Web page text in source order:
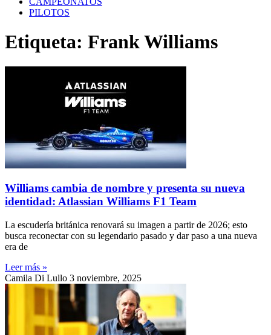
PILOTOS
Etiqueta: Frank Williams
Williams cambia de nombre y presenta su nueva
identidad: Atlassian Williams F1 Team
La escudería británica renovará su imagen a partir de 2026; esto
busca reconectar con su legendario pasado y dar paso a una nueva
era de
Leer más »
Camila Di Lullo 3 noviembre, 2025